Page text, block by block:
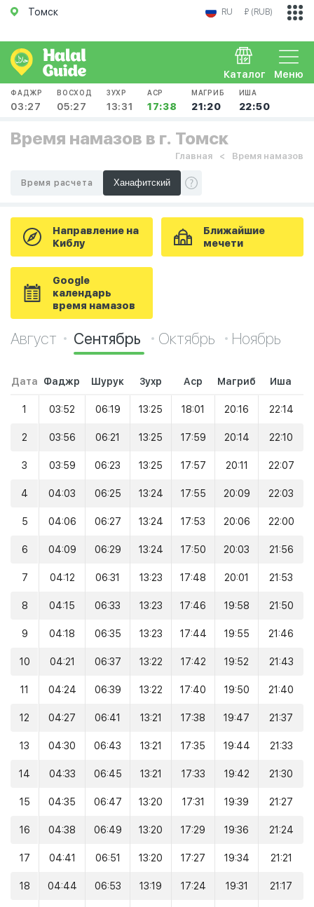
Томск RU ₽ (RUB)
Меню
Каталог
ФАДЖР
03:27
ВОСХОД
05:27
ЗУХР
13:31
АСР
17:38
МАГРИБ
21:20
ИША
22:50
Время намазов в г. Томск
Главная Время намазов
Время расчета
Направление на
Киблу
Ближайшие
мечети
Google
календарь
время намазов
Август Сентябрь Октябрь Ноябрь
Дата Фаджр Шурук Зухр Аср Магриб Иша
1 03:52 06:19 13:25 18:01 20:16 22:14
2 03:56 06:21 13:25 17:59 20:14 22:10
3 03:59 06:23 13:25 17:57 20:11 22:07
4 04:03 06:25 13:24 17:55 20:09 22:03
5 04:06 06:27 13:24 17:53 20:06 22:00
6 04:09 06:29 13:24 17:50 20:03 21:56
7 04:12 06:31 13:23 17:48 20:01 21:53
8 04:15 06:33 13:23 17:46 19:58 21:50
9 04:18 06:35 13:23 17:44 19:55 21:46
10 04:21 06:37 13:22 17:42 19:52 21:43
11 04:24 06:39 13:22 17:40 19:50 21:40
12 04:27 06:41 13:21 17:38 19:47 21:37
13 04:30 06:43 13:21 17:35 19:44 21:33
14 04:33 06:45 13:21 17:33 19:42 21:30
15 04:35 06:47 13:20 17:31 19:39 21:27
16 04:38 06:49 13:20 17:29 19:36 21:24
17 04:41 06:51 13:20 17:27 19:34 21:21
18 04:44 06:53 13:19 17:24 19:31 21:17